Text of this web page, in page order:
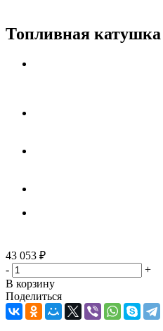
Топливная
43 053 ₽
-
+
В корзину
Поделиться